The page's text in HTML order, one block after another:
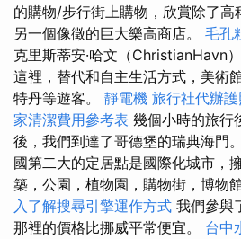
的購物/步行街上購物，欣賞除了高
另一個像徵的巨大樂高商店。 毛孔
克里斯蒂安·哈文（ChristianHavn
這裡，替代和自主生活方式，美術
特丹等遊客。 靜電機 旅行社代辦護
家清潔費用參考表 幾個小時的旅行
後，我們到達了哥德堡的瑞典海門。
國第二大的定居點是國際化城市，
築，公園，植物園，購物街，博物
入了解搜尋引擎運作方式 我們參與
那裡的價格比挪威平常便宜。 台中